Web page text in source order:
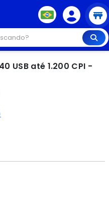
USB até 1.200 CPI -